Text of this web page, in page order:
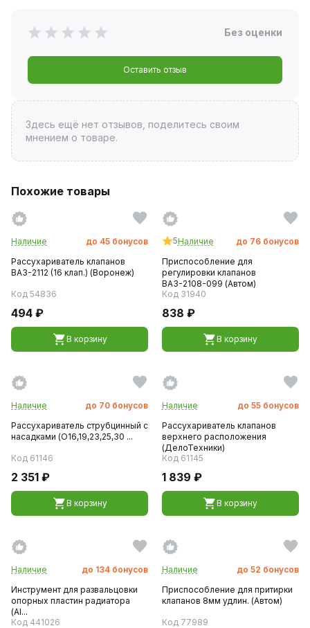
Без оценки
Оставить отзыв
Здесь ещё нет отзывов, поделитесь своим
мнением о товаре.
Похожие товары
Наличие до 45 бонусов
Рассухариватель клапанов
ВАЗ-2112 (16 клап.) (Воронеж)
Код 54836
494 ₽
В корзину
5Наличие до 76 бонусов
Приспособление для
регулировки клапанов
ВАЗ-2108-099 (Автом)
Код 31940
838 ₽
В корзину
Наличие до 70 бонусов
Рассухариватель струбцинный с
насадками (O16,19,23,25,30 ...
Код 61146
2 351 ₽
В корзину
Наличие до 55 бонусов
Рассухариватель клапанов
верхнего расположения
(ДелоТехники)
Код 61145
1 839 ₽
В корзину
Наличие до 134 бонусов
Инструмент для развальцовки
опорных пластин радиатора
(AI...
Код 441026
Наличие до 52 бонусов
Приспособление для притирки
клапанов 8мм удлин. (Автом)
Код 77989